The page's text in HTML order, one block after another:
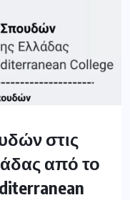
στις
από το